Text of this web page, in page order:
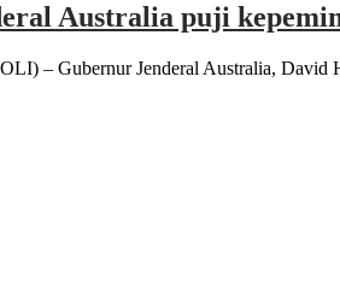
Australia puji
– Gubernur Jenderal Australia, David